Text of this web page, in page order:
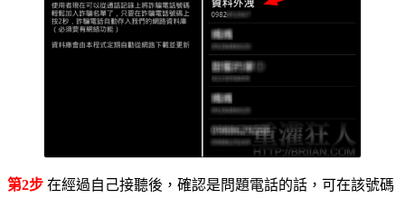
第2步 在經過自己接聽後，確認是問題電話的話，可在該號碼